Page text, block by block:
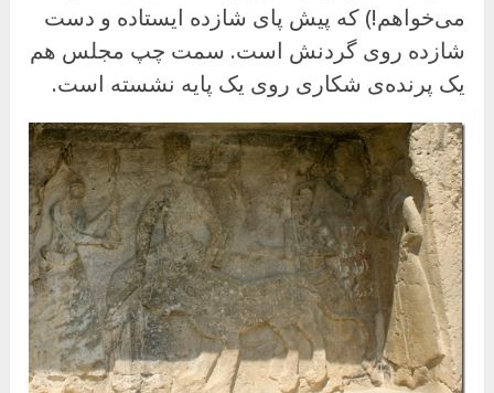
می‌خواهم!) که پیش پای شازده ایستاده و دست
شازده روی گردنش است. سمت چپ مجلس هم
یک پرنده‌ی شکاری روی یک پایه نشسته است.